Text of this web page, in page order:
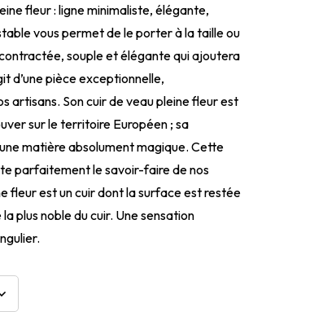
fleur : ligne minimaliste, élégante,
vous permet de le porter à la taille ou
souple et élégante qui ajoutera
d’une pièce exceptionnelle,
artisans. Son cuir de veau pleine fleur est
sur le territoire Européen ; sa
matière absolument magique. Cette
parfaitement le savoir-faire de nos
fleur est un cuir dont la surface est restée
plus noble du cuir. Une sensation